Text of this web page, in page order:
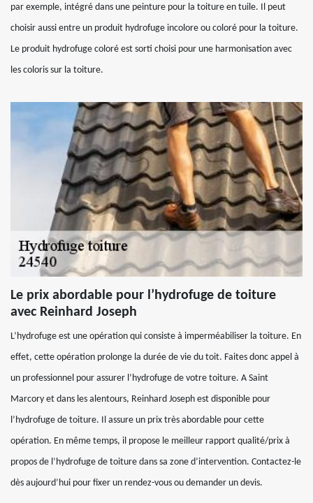
par exemple, intégré dans une peinture pour la toiture en tuile. Il peut
choisir aussi entre un produit hydrofuge incolore ou coloré pour la toiture.
Le produit hydrofuge coloré est sorti choisi pour une harmonisation avec
les coloris sur la toiture.
Le prix abordable pour l’hydrofuge de toiture
avec Reinhard Joseph
L’hydrofuge est une opération qui consiste à imperméabiliser la toiture. En
effet, cette opération prolonge la durée de vie du toit. Faites donc appel à
un professionnel pour assurer l’hydrofuge de votre toiture. A Saint
Marcory et dans les alentours, Reinhard Joseph est disponible pour
l’hydrofuge de toiture. Il assure un prix très abordable pour cette
opération. En même temps, il propose le meilleur rapport qualité/prix à
propos de l’hydrofuge de toiture dans sa zone d’intervention. Contactez-le
dès aujourd’hui pour fixer un rendez-vous ou demander un devis.